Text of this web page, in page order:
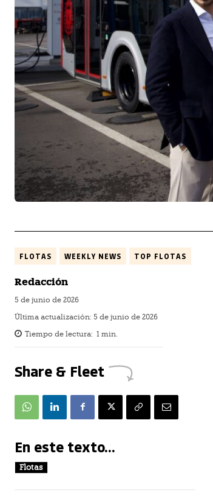
FLOTAS WEEKLY NEWS TOP FLOTAS
Redacción
5 de junio de 2026
Última actualización: 5 de junio de 2026
Tiempo de lectura: 1 min.
Share & Fleet
En este texto...
Flotas